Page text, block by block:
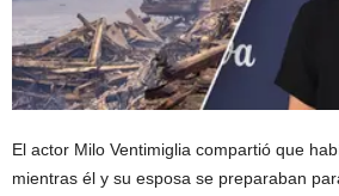
El actor Milo Ventimiglia compartió que
mientras él y su esposa se preparaban